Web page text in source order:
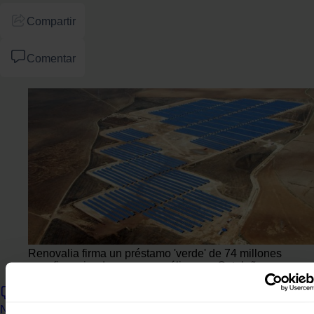
Compartir
Comentar
Renovalia firma un préstamo 'verde' de 74 millones
para financiar dos parques eólicos en Cataluña
Ningún comentario